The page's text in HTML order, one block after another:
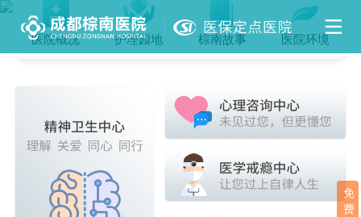
医院概况 护理园地 棕南故事 医院环境
免
费